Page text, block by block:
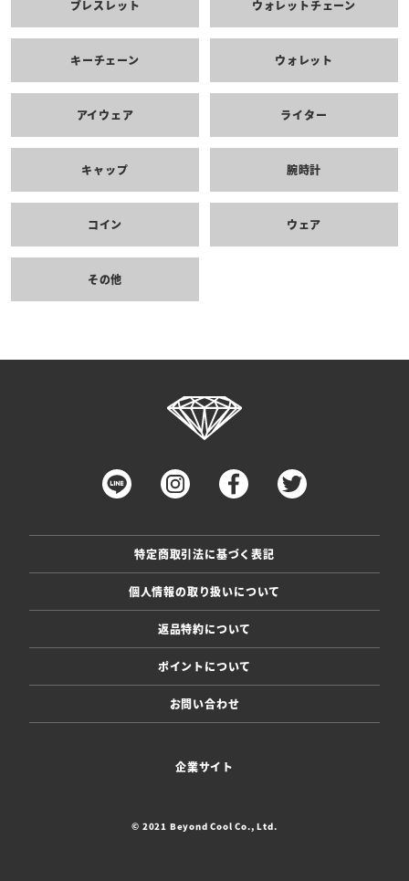
ブレスレット ウォレットチェーン
キーチェーン ウォレット
アイウェア ライター
キャップ 腕時計
コイン ウェア
その他
特定商取引法に基づく表記
個人情報の取り扱いについて
返品特約について
ポイントについて
お問い合わせ
企業サイト
© 2021 Beyond Cool Co., Ltd.